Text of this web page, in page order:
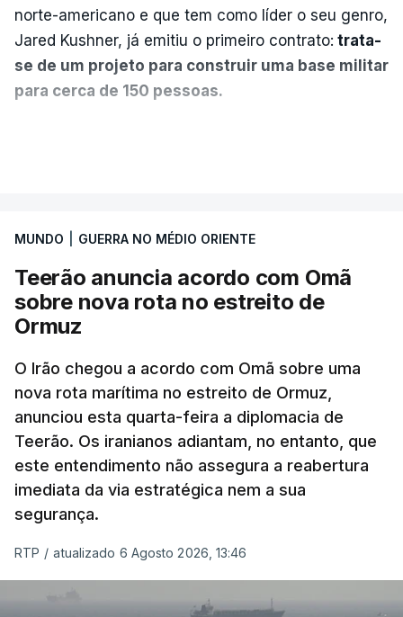
norte-americano e que tem como líder o seu genro,
Jared Kushner, já emitiu o primeiro contrato: trata-
se de um projeto para construir uma base militar
para cerca de 150 pessoas.
que já colaborou com a Administração norte-
americana em projetos no Médio Oriente,
nomeadamente no Iraque.
militar deverá ficar nos 60 por cento de
território de Gaza que Israel controla e a cerca
de 1,5 quilómetros da fronteira com Israel.
Permite, desta forma, uma extração rápida em
caso de ataque.
Segundo um funcionário do Conselho de Paz, a
organização está na “fase final de preparação de
MUNDO GUERRA NO MÉDIO ORIENTE
Teerão anuncia acordo com Omã
sobre nova rota no estreito de
Ormuz
O Irão chegou a acordo com Omã sobre uma
nova rota marítima no estreito de Ormuz,
anunciou esta quarta-feira a diplomacia de
Teerão. Os iranianos adiantam, no entanto, que
este entendimento não assegura a reabertura
imediata da via estratégica nem a sua
segurança.
RTP / atualizado 6 Agosto 2026, 13:46